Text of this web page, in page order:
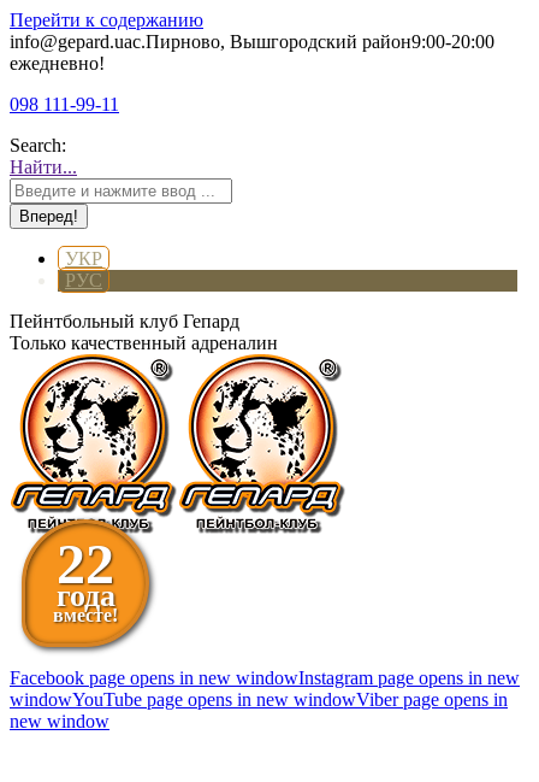
Перейти к содержанию
info@gepard.uaс.Пирново, Вышгородский район9:00-20:00
ежедневно!
098 111-99-11
Search:
Найти...
УКР
РУС
Пейнтбольный клуб Гепард
Только качественный адреналин
22
года
вместе!
Facebook page opens in new windowInstagram page opens in new
windowYouTube page opens in new windowViber page opens in
new window